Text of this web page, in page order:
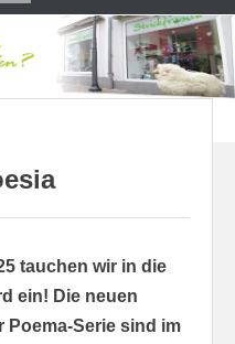
tauchen wir in die
ein! Die neuen
Poema-Serie sind im